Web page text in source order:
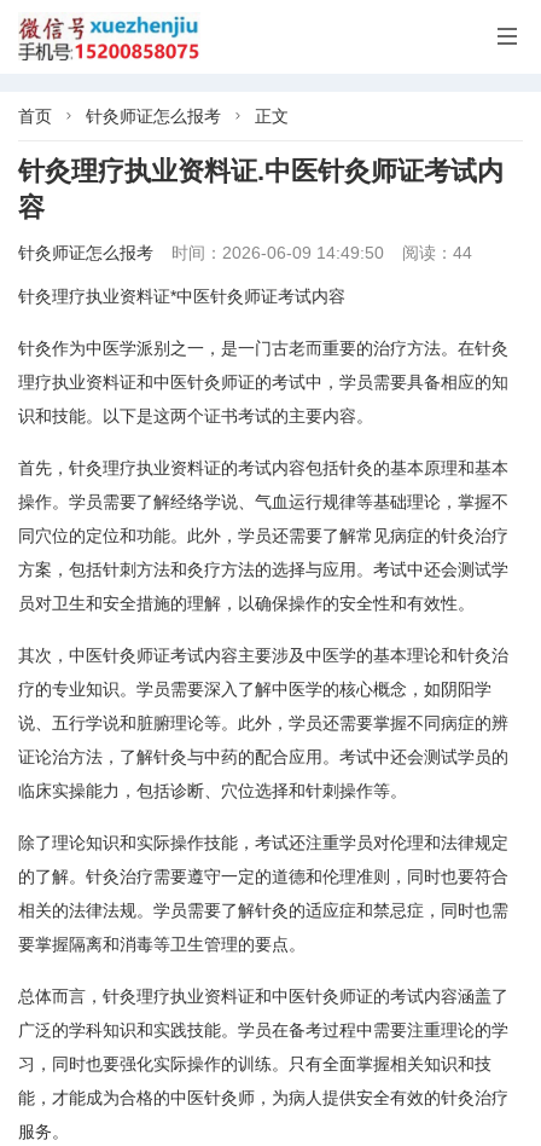

首页  针灸师证怎么报考  正文
针灸理疗执业资料证.中医针灸师证考试内
容
针灸师证怎么报考 时间：2026-06-09 14:49:50 阅读：44
针灸理疗执业资料证*中医针灸师证考试内容
针灸作为中医学派别之一，是一门古老而重要的治疗方法。在针灸
理疗执业资料证和中医针灸师证的考试中，学员需要具备相应的知
识和技能。以下是这两个证书考试的主要内容。
首先，针灸理疗执业资料证的考试内容包括针灸的基本原理和基本
操作。学员需要了解经络学说、气血运行规律等基础理论，掌握不
同穴位的定位和功能。此外，学员还需要了解常见病症的针灸治疗
方案，包括针刺方法和灸疗方法的选择与应用。考试中还会测试学
员对卫生和安全措施的理解，以确保操作的安全性和有效性。
其次，中医针灸师证考试内容主要涉及中医学的基本理论和针灸治
疗的专业知识。学员需要深入了解中医学的核心概念，如阴阳学
说、五行学说和脏腑理论等。此外，学员还需要掌握不同病症的辨
证论治方法，了解针灸与中药的配合应用。考试中还会测试学员的
临床实操能力，包括诊断、穴位选择和针刺操作等。
除了理论知识和实际操作技能，考试还注重学员对伦理和法律规定
的了解。针灸治疗需要遵守一定的道德和伦理准则，同时也要符合
相关的法律法规。学员需要了解针灸的适应症和禁忌症，同时也需
要掌握隔离和消毒等卫生管理的要点。
总体而言，针灸理疗执业资料证和中医针灸师证的考试内容涵盖了
广泛的学科知识和实践技能。学员在备考过程中需要注重理论的学
习，同时也要强化实际操作的训练。只有全面掌握相关知识和技
能，才能成为合格的中医针灸师，为病人提供安全有效的针灸治疗
服务。